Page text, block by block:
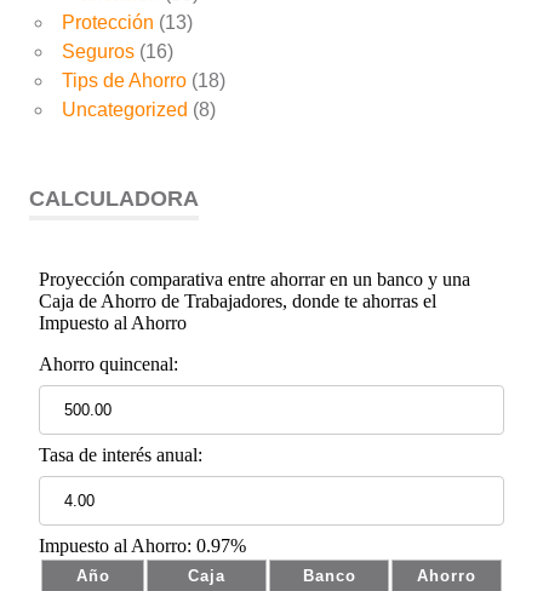
Protección (13)
Seguros(16)
Tips de Ahorro(18)
Uncategorized (8)
CALCULADORA